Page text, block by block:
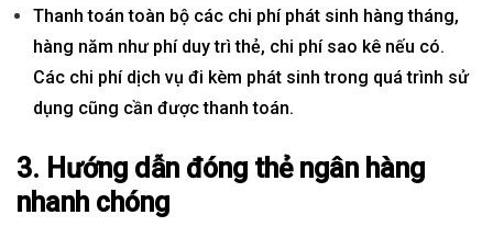
Thanh toán toàn bộ các chi phí phát sinh hàng tháng,
hàng năm như phí duy trì thẻ, chi phí sao kê nếu có.
Các chi phí dịch vụ đi kèm phát sinh trong quá trình sử
dụng cũng cần được thanh toán.
3. Hướng dẫn đóng thẻ ngân hàng
nhanh chóng